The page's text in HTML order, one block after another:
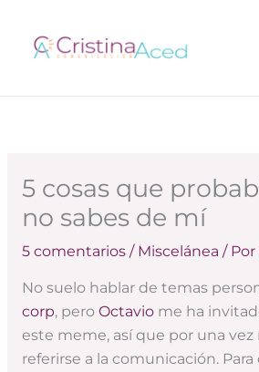
contenido
5 cosas que
no sabes de mí
5 comentarios / Miscelánea / Por
No suelo hablar de temas
corp, pero Octaviome ha
este meme, así que por una vez
referirse a la comunicación.